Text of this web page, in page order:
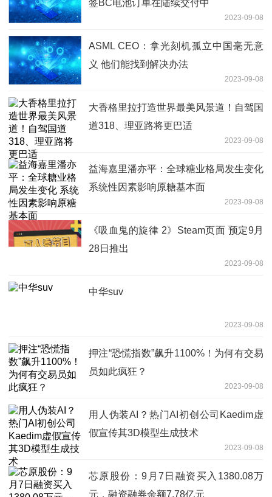
签BC电池订单在陆续交付中
2023-09-08
ASML CEO：拿光刻机孤立中国毫无意
义 他们能找到解决办法
2023-09-08
大香格里拉打造世界最美风景道！自驾国
道318、理亚路将更巴适
2023-09-08
益海嘉里潘亦平：全球糖业格局发生变化
系统性因素影响原糖基本面
2023-09-08
《吸血鬼的旋律 2》Steam页面 预定9月
28日推出
2023-09-08
中华suv
2023-09-08
押注“恐慌指数”飙升1100%！为何有交易
员如此疯狂？
2023-09-08
用人伪装AI？热门AI初创公司Kaedim虚
假宣传其3D模型生成技术
2023-09-08
芯原股份：9月7日融资买入1380.08万
元，融资融券余额7.78亿元